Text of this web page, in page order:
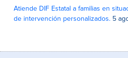
Atiende DIF Estatal a familias en
de intervención personalizados. 5